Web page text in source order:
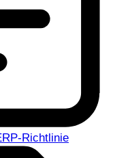
Richtlinie